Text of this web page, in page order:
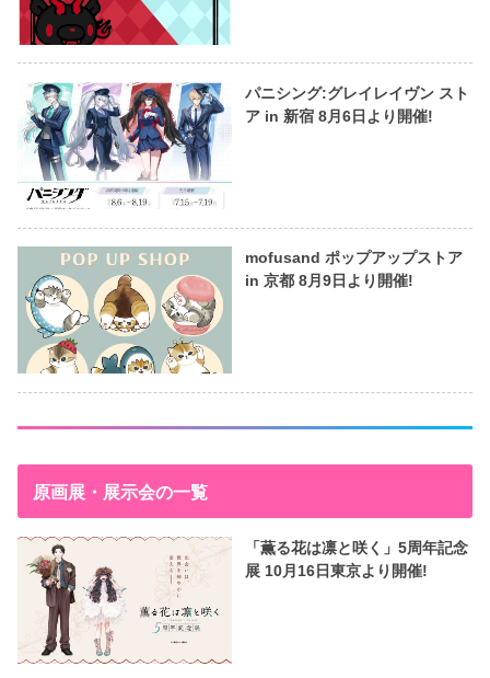
パニシング:グレイレイヴン スト
ア in 新宿 8月6日より開催!
mofusand ポップアップストア
in 京都 8月9日より開催!
原画展・展示会の一覧
「薫る花は凛と咲く」5周年記念
展 10月16日東京より開催!